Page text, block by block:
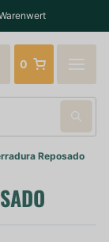
0
Reposado